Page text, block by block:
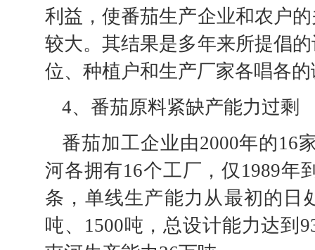
利益，使番茄生产企业和农户
较大。其结果是多年来所提倡
位、种植户和生产厂家各唱各
4、番茄原料紧缺产能力过剩
番茄加工企业由2000年的16
河各拥有16个工厂，仅1989年
条，单线生产能力从最初的日
吨、1500吨，总设计能力达到